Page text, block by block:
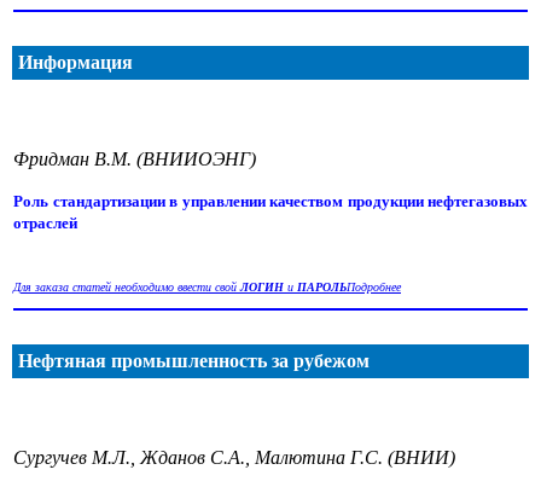
Информация
Фридман В.М. (ВНИИОЭНГ)
Роль стандартизации в управлении качеством продукции нефтегазовых
отраслей
Для заказа статей необходимо ввести свойЛОГИН и ПАРОЛЬПодробнее
Нефтяная промышленность за рубежом
Сургучев М.Л., Жданов С.А., Малютина Г.С. (ВНИИ)